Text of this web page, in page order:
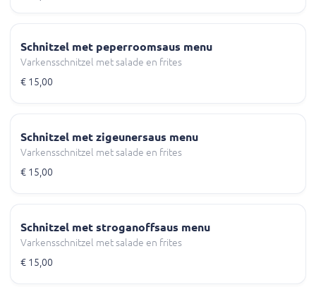
Schnitzel met peperroomsaus menu
Varkensschnitzel met salade en frites
€ 15,00
Schnitzel met zigeunersaus menu
Varkensschnitzel met salade en frites
€ 15,00
Schnitzel met stroganoffsaus menu
Varkensschnitzel met salade en frites
€ 15,00